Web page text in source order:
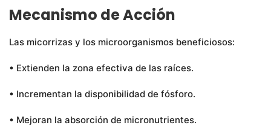
Mecanismo de Acción
Las micorrizas y los microorganismos beneficiosos:
• Extienden la zona efectiva de las raíces.
• Incrementan la disponibilidad de fósforo.
• Mejoran la absorción de micronutrientes.